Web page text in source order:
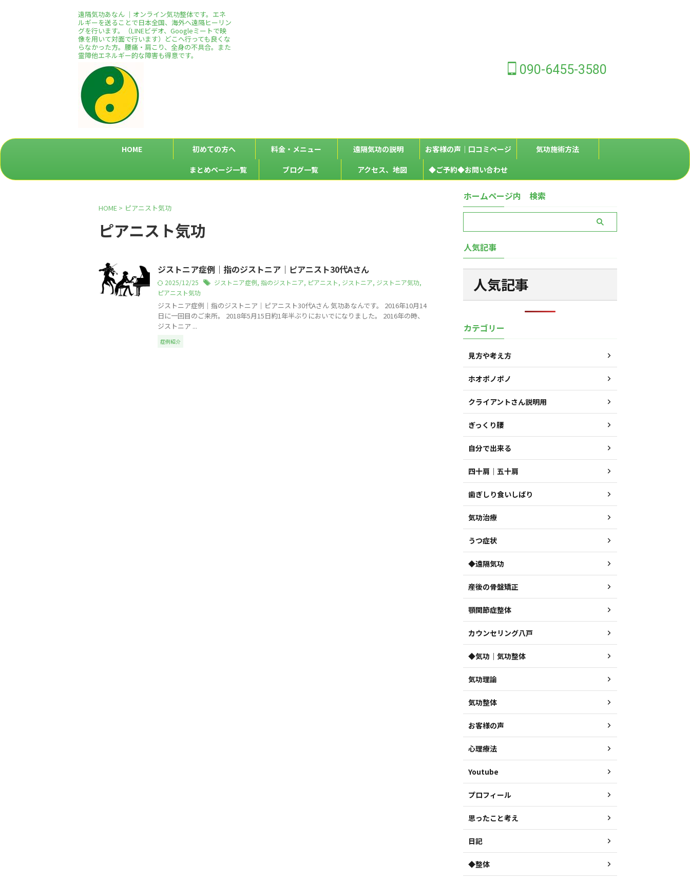
遠隔気功あなん ｜オンライン気功整体です。エネ
ルギーを送ることで日本全国、海外へ遠隔ヒーリン
グを行います。（LINEビデオ、Googleミートで映
像を用いて対面で行います）どこへ行っても良くな
らなかった方。腰痛・肩こり、全身の不具合。また
霊障他エネルギー的な障害も得意です。
090-6455-3580
HOME 初めての方へ 料金・メニュー 遠隔気功の説明 お客様の声｜口コミページ
気功施術方法
まとめページ一覧
ブログ一覧 アクセス、地図 ◆ご予約◆お問い合わせ
HOME > ピアニスト気功
ピアニスト気功
ジストニア症例｜指のジストニア｜ピアニスト30代Aさん
2025/12/25 ジストニア症例, 指のジストニア, ピアニスト, ジストニア, ジストニア気功,
ピアニスト気功
ジストニア症例｜指のジストニア｜ピアニスト30代Aさん 気功あなんです。 2016年10月14
日に一回目のご来所。 2018年5月15日約1年半ぶりにおいでになりました。 2016年の時、
ジストニア ...
症例紹介
ホームページ内 検索
人気記事
人気記事
カテゴリー
見方や考え方
ホオポノポノ
クライアントさん説明用
ぎっくり腰
自分で出来る
四十肩｜五十肩
歯ぎしり食いしばり
気功治療
うつ症状
◆遠隔気功
産後の骨盤矯正
顎関節症整体
カウンセリング八戸
◆気功｜気功整体
気功理論
気功整体
お客様の声
心理療法
Youtube
プロフィール
思ったこと考え
日記
◆整体